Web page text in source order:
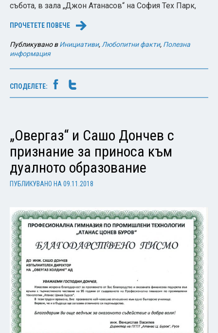
събота, в зала „Джон Атанасов“ на София Тех Парк,
ПРОЧЕТЕТЕ ПОВЕЧЕ →
Публикувано вИнициативи, Любопитни факти, Полезна
информация
СПОДЕЛЕТЕ:
„Овергаз“ и Сашо Дончев с
признание за приноса към
дуалното образование
ПУБЛИКУВАНО НА 09.11.2018